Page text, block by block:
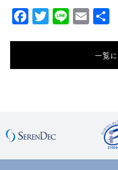
Facebook
Twitter
LineEmail
一覧